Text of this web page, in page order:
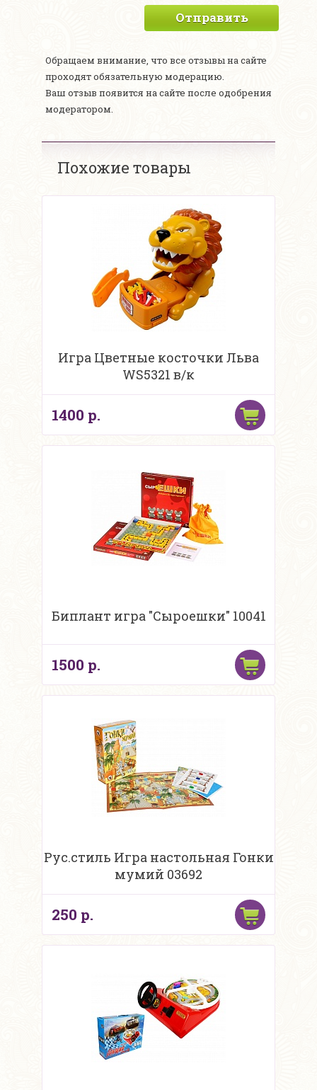
Отправить
Обращаем внимание, что все отзывы на сайте
проходят обязательную модерацию.
Ваш отзыв появится на сайте после одобрения
модератором.
Похожие товары
Игра Цветные косточки Льва
WS5321 в/к
1400 р.
Биплант игра "Сыроешки" 10041
1500 р.
Рус.стиль Игра настольная Гонки
мумий 03692
250 р.